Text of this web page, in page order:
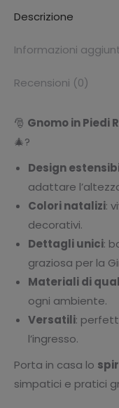
Descrizione
Informazioni
Recensioni (0)
🎅 Gnomo in Piedi
🎄?
Design
adattare
Colori natalizi:
decorativi.
Dettagli unici:
graziosa per la
Materiali di
ogni ambiente.
Versatili:
l’ingresso.
Porta in casa lo
simpatici e pratici